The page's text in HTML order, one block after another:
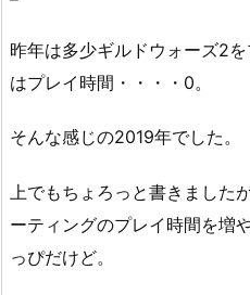
昨年は多少ギルドウォーズ2
はプレイ時間・・・・0。
そんな感じの2019年でした。
上でもちょろっと書きました
ーティングのプレイ時間を増
っぴだけど。